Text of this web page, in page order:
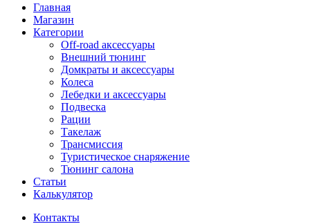
Главная
Магазин
Категории
Off-road аксессуары
Внешний тюнинг
Домкраты и аксессуары
Колеса
Лебедки и аксессуары
Подвеска
Рации
Такелаж
Трансмиссия
Туристическое снаряжение
Тюнинг салона
Статьи
Калькулятор
Контакты